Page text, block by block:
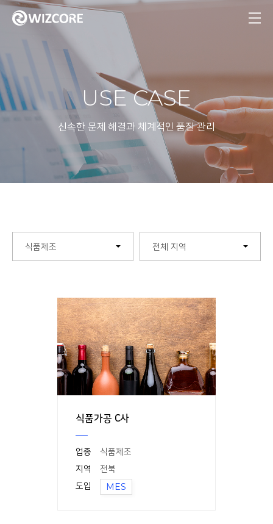
MENU
USE CASE
신속한 문제 해결과 체계적인 품질 관리
식품제조 전체 지역
식품가공 C사
업종
식품제조
지역
전북
도입
MES